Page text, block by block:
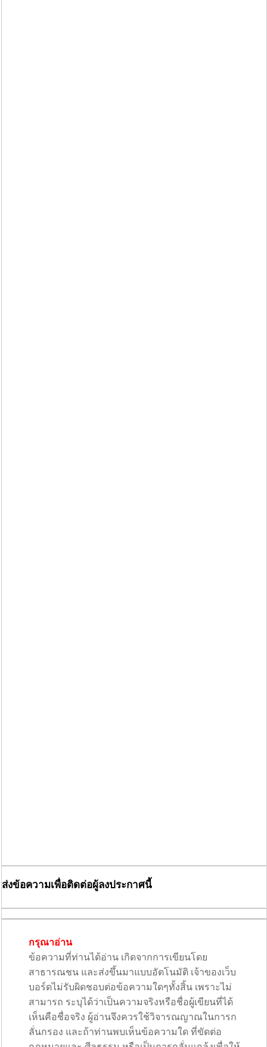
ส่งข้อความเพื่อติดต่อผู้ลงประกาศนี้
กรุณาอ่าน
ข้อความที่ท่านได้อ่าน เกิดจากการเขียนโดย
สาธารณชน และส่งขึ้นมาแบบอัตโนมัติ เจ้าของเว็บ
บอร์ดไม่รับผิดชอบต่อข้อความใดๆทั้งสิ้น เพราะไม่
สามารถ ระบุได้ว่าเป็นความจริงหรือชื่อผู้เขียนที่ได้
เห็นคือชื่อจริง ผู้อ่านจึงควรใช้วิจารณญาณในการก
ลั่นกรอง และถ้าท่านพบเห็นข้อความใด ที่ขัดต่อ